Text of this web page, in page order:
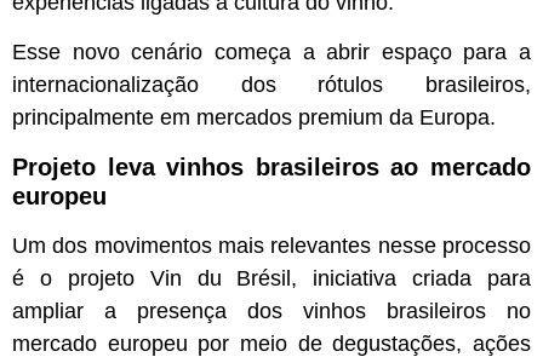
Esse novo cenário começa a abrir espaço para a
internacionalização dos rótulos brasileiros,
principalmente em mercados premium da Europa.
Projeto leva vinhos brasileiros ao mercado
europeu
Um dos movimentos mais relevantes nesse processo
é o projeto Vin du Brésil, iniciativa criada para
ampliar a presença dos vinhos brasileiros no
mercado europeu por meio de degustações, ações